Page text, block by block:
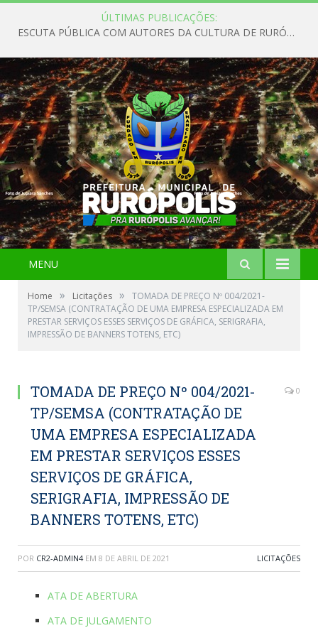
ÚLTIMAS PUBLICAÇÕES:
ESCUTA PÚBLICA COM AUTORES DA CULTURA DE RURÓPOLIS
MENU
Home » Licitações »
TOMADA DE PREÇO Nº 004/2021-
TP/SEMSA (CONTRATAÇÃO DE UMA EMPRESA ESPECIALIZADA EM
PRESTAR SERVIÇOS ESSES SERVIÇOS DE GRÁFICA, SERIGRAFIA,
IMPRESSÃO DE BANNERS TOTENS, ETC)
TOMADA DE PREÇO Nº 004/2021-
TP/SEMSA (CONTRATAÇÃO DE
UMA EMPRESA ESPECIALIZADA
EM PRESTAR SERVIÇOS ESSES
SERVIÇOS DE GRÁFICA,
SERIGRAFIA, IMPRESSÃO DE
BANNERS TOTENS, ETC)
0
POR CR2-ADMIN4 EM 8 DE ABRIL DE 2021 LICITAÇÕES
ATA DE ABERTURA
ATA DE JULGAMENTO